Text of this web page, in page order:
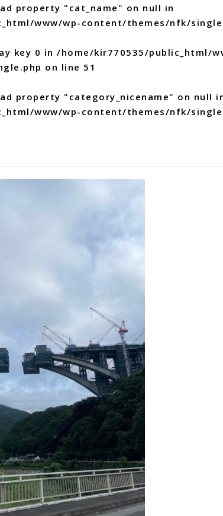
property "cat_name" on null in
www/wp-content/themes/nfk/
key 0 in /home/kir770535/public_html/
on line 51
property "category_nicename" on null
www/wp-content/themes/nfk/